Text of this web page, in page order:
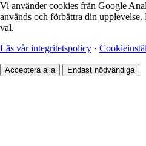
Vi använder cookies från Google
används och förbättra din
val.
Läs vår integritetspolicy ·
Acceptera alla Endast nödvändiga